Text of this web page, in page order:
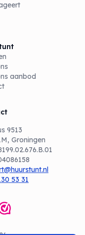
aanbod
9513
Groningen
53 31